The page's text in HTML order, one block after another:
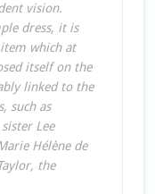
vision.
dress, it is
which at
itself on the
linked to the
such as
Lee
Hélène de
the